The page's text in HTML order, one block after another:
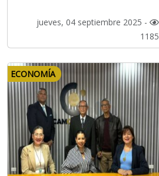
jueves, 04 septiembre 2025 -
1185
ECONOMÍA